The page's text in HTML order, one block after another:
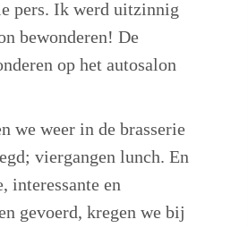
pers. Ik werd uitzinnig
bewonderen! De
op het autosalon
we weer in de brasserie
viergangen lunch. En
interessante en
gevoerd, kregen we bij